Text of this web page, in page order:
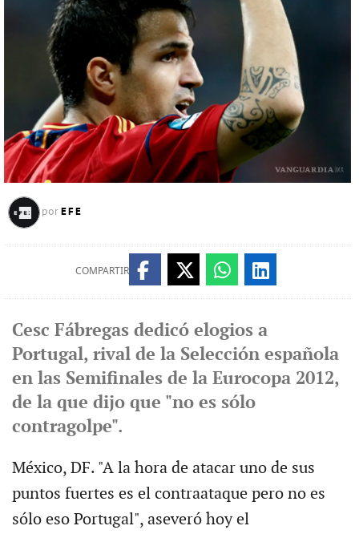
por EFE
COMPARTIR
Cesc Fábregas dedicó elogios a
Portugal, rival de la Selección española
en las Semifinales de la Eurocopa 2012,
de la que dijo que "no es sólo
contragolpe".
México, DF. "A la hora de atacar uno de sus
puntos fuertes es el contraataque pero no es
sólo eso Portugal", aseveró hoy el